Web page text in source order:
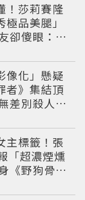
！莎莉賽隆
極品美腿」
卻傻眼：造
像化」懸疑
者》集結頂
差別殺人案
主標籤！張
「超濃煙燻
《野狗骨